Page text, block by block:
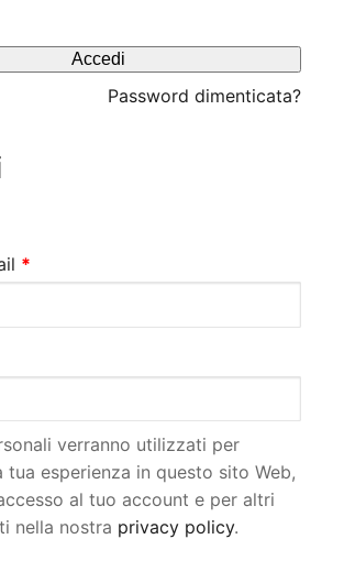
Accedi
Password dimenticata?
*
verranno utilizzati per
tua esperienza in questo sito Web,
al tuo account e per altri
nella nostra privacy policy.